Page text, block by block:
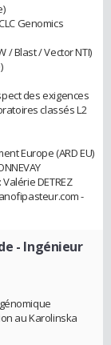
Genomics
/ Blast / Vector NTI)
des exigences
classés L2
Europe (ARD EU)
DETREZ
-
- Ingénieur
au Karolinska